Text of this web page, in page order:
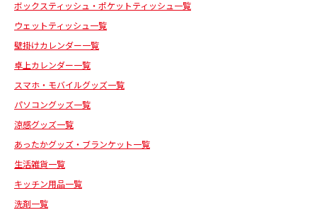
ボックスティッシュ・ポケットティッシュ一覧
ウェットティッシュ一覧
壁掛けカレンダー一覧
卓上カレンダー一覧
スマホ・モバイルグッズ一覧
パソコングッズ一覧
涼感グッズ一覧
あったかグッズ・ブランケット一覧
生活雑貨一覧
キッチン用品一覧
洗剤一覧